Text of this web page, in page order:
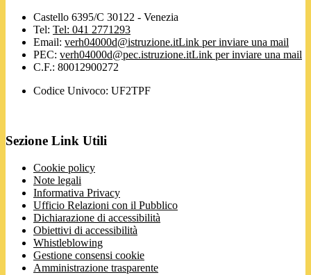
Castello 6395/C 30122 - Venezia
Tel: Tel: 041 2771293
Email: verh04000d@istruzione.itLink per inviare una mail
PEC: verh04000d@pec.istruzione.itLink per inviare una mail
C.F.: 80012900272
Codice Univoco: UF2TPF
Sezione Link Utili
Cookie policy
Note legali
Informativa Privacy
Ufficio Relazioni con il Pubblico
Dichiarazione di accessibilità
Obiettivi di accessibilità
Whistleblowing
Gestione consensi cookie
Amministrazione trasparente